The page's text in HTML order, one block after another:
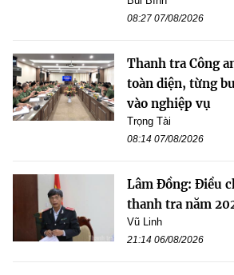
08:27 07/08/2026
Thanh tra Công
toàn diện, từng
vào nghiệp vụ
Trọng Tài
08:14 07/08/2026
Lâm Đồng: Điều
thanh tra năm
Vũ Linh
21:14 06/08/2026